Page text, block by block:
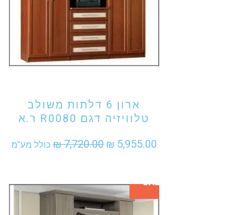
ארון 6 דלתות משולב
טלוויזיה דגם R0080 ר.א
₪7,720.00
המחיר
היה:
₪ 7,720.00.
₪ 5,955.00
המחיר
הוא:
כולל מע"מ
SALE